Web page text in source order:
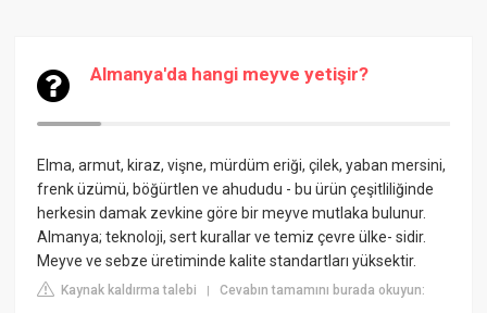
Almanya'da hangi meyve yetişir?
Elma, armut, kiraz, vişne, mürdüm eriği, çilek, yaban mersini,
frenk üzümü, böğürtlen ve ahududu - bu ürün çeşitliliğinde
herkesin damak zevkine göre bir meyve mutlaka bulunur.
Almanya; teknoloji, sert kurallar ve temiz çevre ülke- sidir.
Meyve ve sebze üretiminde kalite standartları yüksektir.
Kaynak kaldırma talebi |Cevabın tamamını burada okuyun: